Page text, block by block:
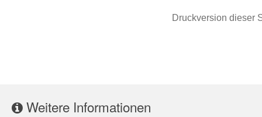
Druckversion dieser
Weitere Informationen